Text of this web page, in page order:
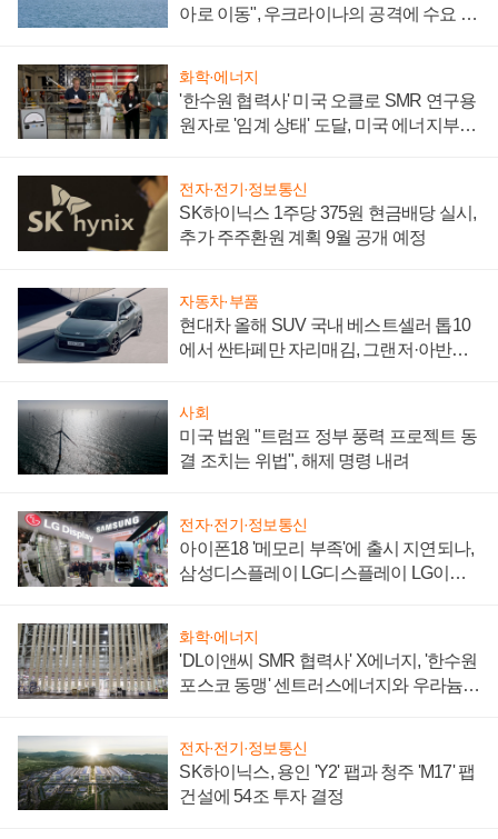
아로 이동", 우크라이나의 공격에 수요 늘
화학·에너지
'한수원 협력사' 미국 오클로 SMR 연구용
원자로 '임계 상태' 도달, 미국 에너지부
전자·전기·정보통신
SK하이닉스 1주당 375원 현금배당 실시,
추가 주주환원 계획 9월 공개 예정
자동차·부품
현대차 올해 SUV 국내 베스트셀러 톱10
에서 싼타페만 자리매김, 그랜저·아반떼
사회
미국 법원 "트럼프 정부 풍력 프로젝트 동
결 조치는 위법", 해제 명령 내려
전자·전기·정보통신
아이폰18 '메모리 부족'에 출시 지연되나,
삼성디스플레이 LG디스플레이 LG이노
화학·에너지
'DL이앤씨 SMR 협력사' X에너지, '한수원
포스코 동맹' 센트러스에너지와 우라늄
전자·전기·정보통신
SK하이닉스, 용인 'Y2' 팹과 청주 'M17' 팹
건설에 54조 투자 결정